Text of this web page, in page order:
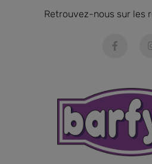
Retrouvez-nous sur les